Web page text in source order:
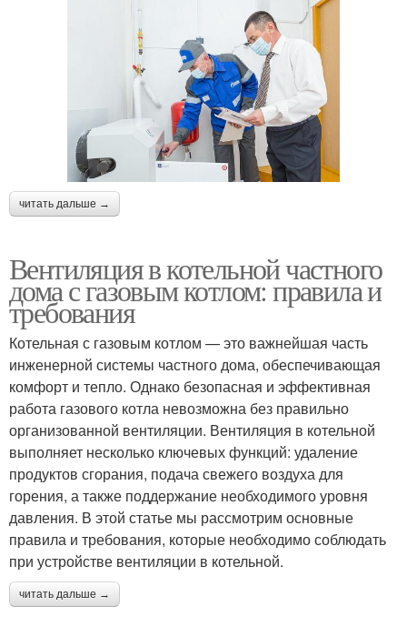
читать дальше →
Вентиляция в котельной частного
дома с газовым котлом: правила и
требования
Котельная с газовым котлом — это важнейшая часть
инженерной системы частного дома, обеспечивающая
комфорт и тепло. Однако безопасная и эффективная
работа газового котла невозможна без правильно
организованной вентиляции. Вентиляция в котельной
выполняет несколько ключевых функций: удаление
продуктов сгорания, подача свежего воздуха для
горения, а также поддержание необходимого уровня
давления. В этой статье мы рассмотрим основные
правила и требования, которые необходимо соблюдать
при устройстве вентиляции в котельной.
читать дальше →